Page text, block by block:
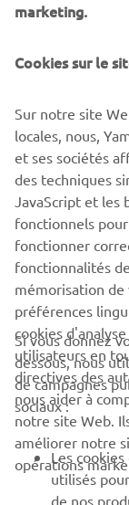
©Yamaha Motor
Web ne peuvent
commerciales ou
écrit explicite de
Yamaha Motor
Conduisez
législation
CORPORATE
PROS & B2B
PLUS YAMAHA
marketing.
Cookies sur le
Sur notre site
locales, nous,
et ses sociétés
des techniques
JavaScript et les
fonctionnels
fonctionner
fonctionnalités
mémorisation de
préférences
cookies
utilisateurs en
directives des
nous aider à
notre site Web.
améliorer notre
opérations
Si vous donnez
dessous, nous
de campagnes
sociaux :
Les
utilisés
de nos